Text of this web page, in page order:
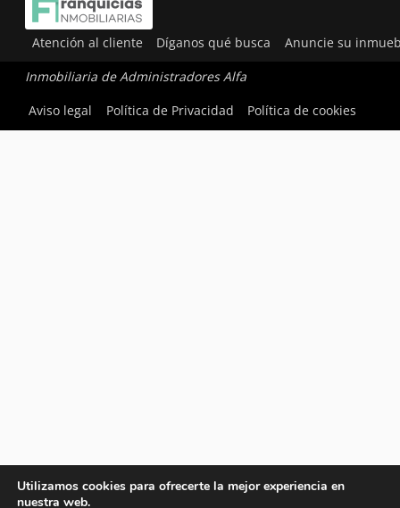
Atención al cliente Díganos qué busca Anuncie su
Inmobiliaria de Administradores Alfa
Aviso legal
Política de Privacidad Política de cookies
Utilizamos cookies para ofrecerte la mejor experiencia en
nuestra web.